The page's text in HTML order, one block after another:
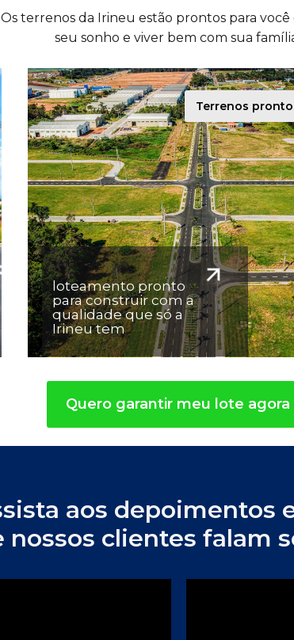
Os terrenos da Irineu estão prontos para
seu sonho e viver bem com sua
Terrenos
loteamento pronto
para construir com a
qualidade que só a
Irineu tem
Quero garantir meu lote agora
aos depoimentos
nossos clientes falam